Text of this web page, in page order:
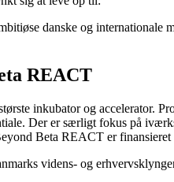
danske og
REACT
inkubator og accelerator.
Der er særligt fokus på
Beta REACT er
videns- og